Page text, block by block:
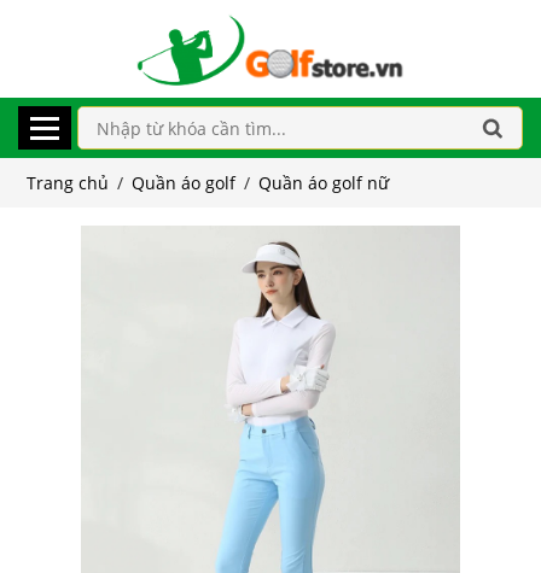
Trang chủ / Quần áo golf / Quần áo golf nữ